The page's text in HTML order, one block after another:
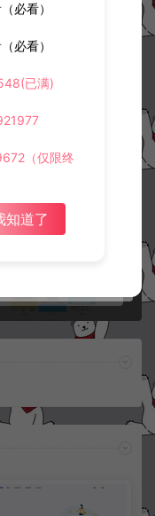
源码】java+易语言+服
复
必看）
必看）
已满)
（仅限终
知道了